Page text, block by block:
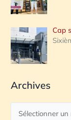
Cap
Archives